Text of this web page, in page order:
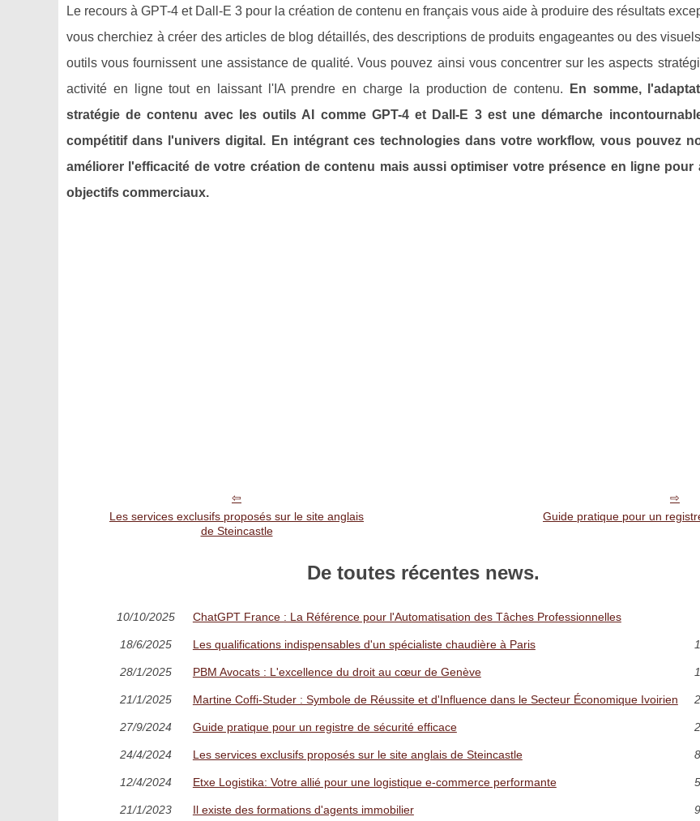
Le recours à GPT-4 et Dall-E 3 pour la création de contenu en français vous aide à produire des résultats
vous cherchiez à créer des articles de blog détaillés, des descriptions de produits engageantes ou des
outils vous fournissent une assistance de qualité. Vous pouvez ainsi vous concentrer sur les aspects
activité en ligne tout en laissant l'IA prendre en charge la production de contenu.
En somme,
stratégie de contenu avec les outils AI comme GPT-4 et Dall-E 3 est une démarche
compétitif dans l'univers digital. En intégrant ces technologies dans votre workflow, vous pouvez
améliorer l'efficacité de votre création de contenu mais aussi optimiser votre présence en ligne pour
objectifs commerciaux.
Les services exclusifs proposés sur le site anglais
de Steincastle
Guide pratique pour un
De toutes récentes news.
10/10/2025 ChatGPT France : La Référence pour l'Automatisation des Tâches Professionnelles
18/6/2025 Les qualifications indispensables d'un spécialiste chaudière à Paris
28/1/2025 PBM Avocats : L'excellence du droit au cœur de Genève
21/1/2025 Martine Coffi-Studer : Symbole de Réussite et d'Influence dans le Secteur Économique Ivoirien
27/9/2024 Guide pratique pour un registre de sécurité efficace
24/4/2024 Les services exclusifs proposés sur le site anglais de Steincastle
12/4/2024 Etxe Logistika: Votre allié pour une logistique e-commerce performante
21/1/2023 Il existe des formations d'agents immobilier